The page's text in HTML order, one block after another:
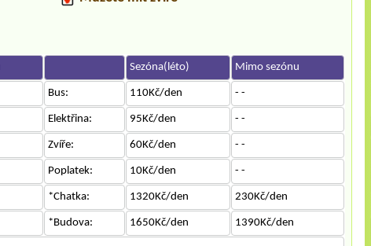
Sezóna(léto) Mimo sezónu
Bus: 110Kč/den - -
Elektřina: 95Kč/den - -
Zvíře: 60Kč/den - -
Poplatek: 10Kč/den - -
*Chatka: 1320Kč/den 230Kč/den
*Budova: 1650Kč/den 1390Kč/den